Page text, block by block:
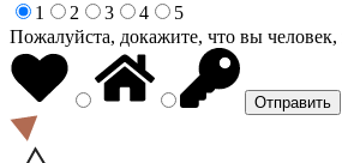
1
2 3 4
5
Пожалуйста, докажите, что вы человек,